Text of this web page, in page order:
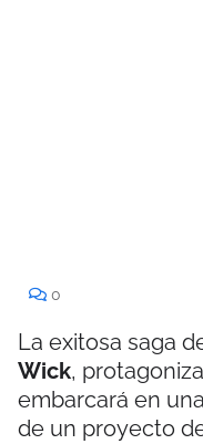
0
La exitosa saga
Wick,
embarcará en
de un proyecto